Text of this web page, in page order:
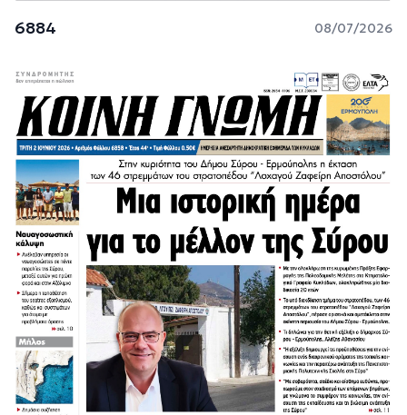
6884 08/07/2026